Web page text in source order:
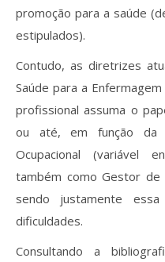
promoção para a saúde
estipulados).
Contudo, as diretrizes
Saúde para a
profissional assuma o
ou até, em função da
Ocupacional (variável
também como Gestor de
sendo justamente
dificuldades.
Consultando a